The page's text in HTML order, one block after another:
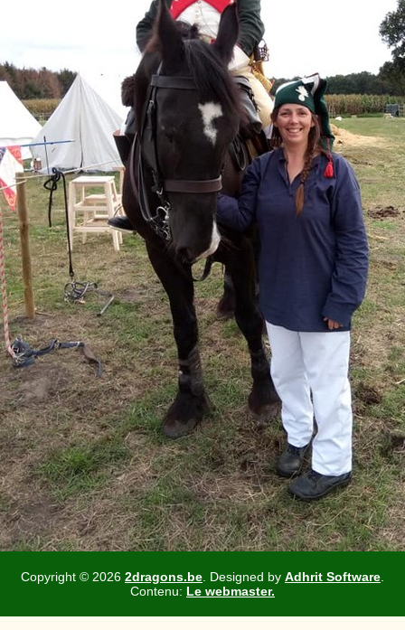
Copyright © 2026 2dragons.be . Designed by Adhrit Software
Contenu: Le webmaster.